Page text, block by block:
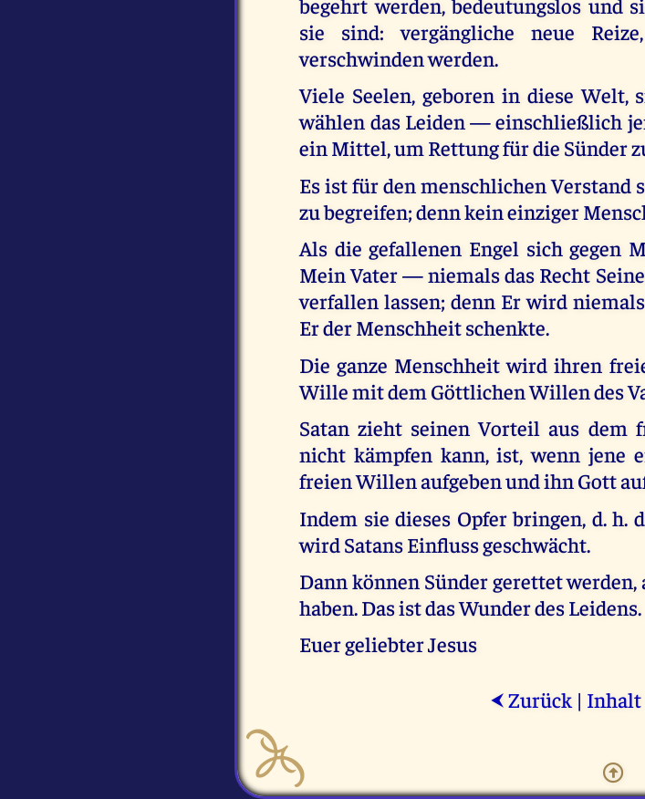
sie sind: vergängliche neue
verschwinden werden.
Viele Seelen, geboren in diese Welt,
wählen das Leiden — einschließlich
ein Mittel, um Rettung für die Sünder
Es ist für den menschlichen Verstand
zu begreifen; denn kein einziger
Als die gefallenen Engel sich gegen
Mein Vater — niemals das Recht
verfallen lassen; denn Er wird
Er der Menschheit schenkte.
Die ganze Menschheit wird ihren
Wille mit dem Göttlichen Willen des
Satan zieht seinen Vorteil aus dem
nicht kämpfen kann, ist, wenn jene
freien Willen aufgeben und ihn Gott
Indem sie dieses Opfer bringen, d. h.
wird Satans Einfluss geschwächt.
Dann können Sünder gerettet
haben. Das ist das Wunder des Leidens.
Euer geliebter Jesus
⮜ Zurück | Inhalt